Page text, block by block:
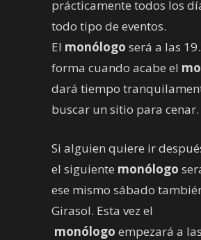
prácticamente todos los
todo tipo de eventos.
El monólogo será a las
forma cuando acabe el
dará tiempo
buscar un sitio para cenar.
Si alguien quiere ir
el siguiente monólogo
ese mismo sábado
Girasol. Esta vez el
monólogo empezará a